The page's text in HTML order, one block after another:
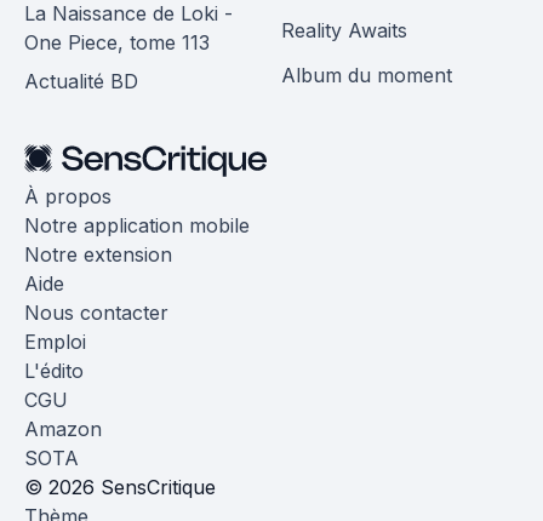
La Naissance de Loki -
One Piece, tome 113
Actualité BD
Reality Awaits
Album du moment
À propos
Notre application mobile
Notre extension
Aide
Nous contacter
Emploi
L'édito
CGU
Amazon
SOTA
© 2026 SensCritique
Thème